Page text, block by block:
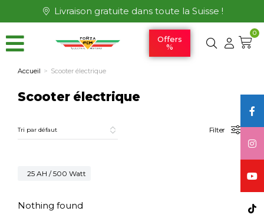
Livraison gratuite dans toute la Suisse !
Offers
%
0
Vous êtes ici :
Accueil Scooter électrique
Scooter électrique
Filter
25 AH / 500 Watt
Nothing found